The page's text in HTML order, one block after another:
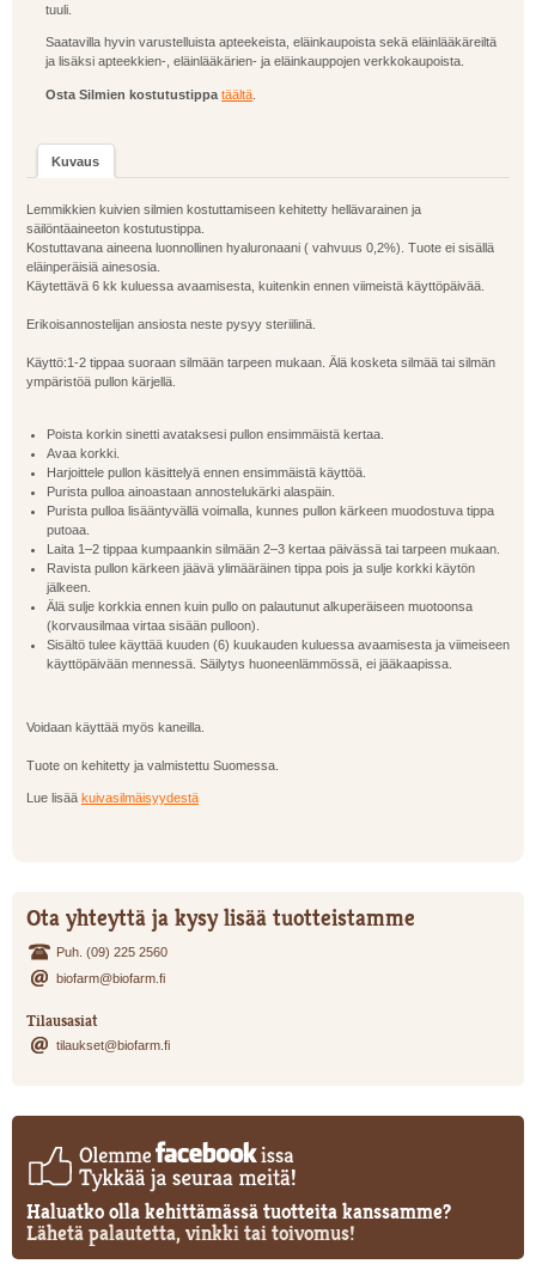
tuuli.
Saatavilla hyvin varustelluista apteekeista, eläinkaupoista sekä eläinlääkäreiltä
ja lisäksi apteekkien-, eläinlääkärien- ja eläinkauppojen verkkokaupoista.
Osta Silmien kostutustippa täältä
Kuvaus
Lemmikkien kuivien silmien kostuttamiseen kehitetty hellävarainen ja
säilöntäaineeton kostutustippa.
Kostuttavana aineena luonnollinen hyaluronaani ( vahvuus 0,2%). Tuote ei sisällä
eläinperäisiä ainesosia.
Käytettävä 6 kk kuluessa avaamisesta, kuitenkin ennen viimeistä käyttöpäivää.
Erikoisannostelijan ansiosta neste pysyy steriilinä.
Käyttö:1-2 tippaa suoraan silmään tarpeen mukaan. Älä kosketa silmää tai silmän
ympäristöä pullon kärjellä.
Poista korkin sinetti avataksesi pullon ensimmäistä kertaa.
Avaa korkki.
Harjoittele pullon käsittelyä ennen ensimmäistä käyttöä.
Purista pulloa ainoastaan annostelukärki alaspäin.
Purista pulloa lisääntyvällä voimalla, kunnes pullon kärkeen muodostuva tippa
putoaa.
Laita 1–2 tippaa kumpaankin silmään 2–3 kertaa päivässä tai tarpeen mukaan.
Ravista pullon kärkeen jäävä ylimääräinen tippa pois ja sulje korkki käytön
jälkeen.
Älä sulje korkkia ennen kuin pullo on palautunut alkuperäiseen muotoonsa
(korvausilmaa virtaa sisään pulloon).
Sisältö tulee käyttää kuuden (6) kuukauden kuluessa avaamisesta ja viimeiseen
käyttöpäivään mennessä. Säilytys huoneenlämmössä, ei jääkaapissa.
Voidaan käyttää myös kaneilla.
Tuote on kehitetty ja valmistettu Suomessa.
Lue lisää kuivasilmäisyydestä
Ota yhteyttä ja kysy lisää tuotteistamme
Puh. (09) 225 2560
biofarm@biofarm.fi
Tilausasiat
tilaukset@biofarm.fi
Haluatko olla kehittämässä tuotteita kanssamme?
Lähetä palautetta, vinkki tai toivomus!